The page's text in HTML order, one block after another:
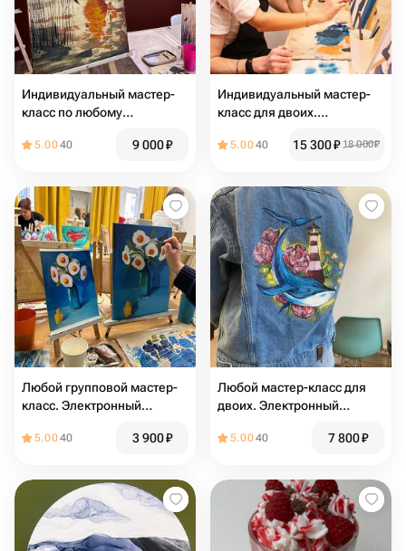
Индивидуальный мастер-
класс по любому
Электронный сертификат
5.0040 9 000₽
Индивидуальный мастер-
класс для двоих.
5.0040 15 300₽ 18 000₽
Любой групповой мастер-
класс. Электронный
5.0040 3 900₽
Любой мастер-класс для
двоих. Электронный
5.0040 7 800₽